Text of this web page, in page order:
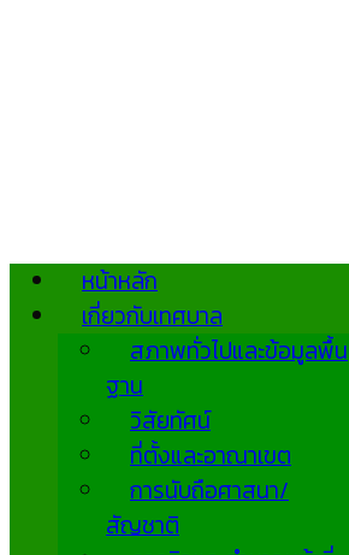
หน้าหลัก
เกี่ยวกับเทศบาล
สภาพทั่วไปและข้อมูลพื้น
ฐาน
วิสัยทัศน์
ที่ตั้งและอาณาเขต
การนับถือศาสนา/
สัญชาติ